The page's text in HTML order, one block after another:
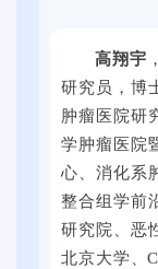
高翔宇
研究员，博
肿瘤医院研
学肿瘤医院
心、消化系
整合组学前
研究院、恶
北京大学、